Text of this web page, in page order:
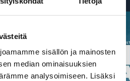
sisällön ja mainosten
median ominaisuuksien
analysoimiseen. Lisäksi